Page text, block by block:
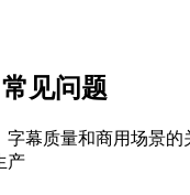
见问题
字幕质量和商用场景的
产